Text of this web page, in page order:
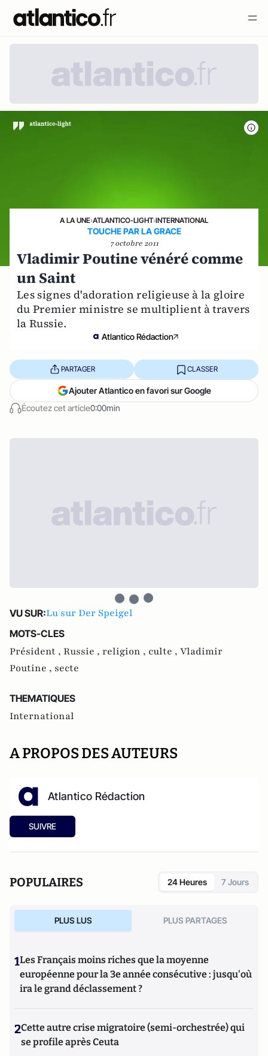
A LA UNE›ATLANTICO-LIGHT›INTERNATIONAL
TOUCHE PAR LA GRACE
7 octobre 2011
Vladimir Poutine vénéré comme
un Saint
Les signes d'adoration religieuse à la gloire
du Premier ministre se multiplient à travers
la Russie.
Atlantico Rédaction
Écoutez cet article0:00min
PARTAGER CLASSER
Ajouter Atlantico en favori sur Google
VU SUR:Lu sur Der Speigel
MOTS-CLES
Président , Russie , religion , culte , Vladimir
Poutine , secte
THEMATIQUES
International
A PROPOS DES AUTEURS
Atlantico Rédaction
SUIVRE
POPULAIRES 24 Heures 7 Jours
PLUS LUS PLUS PARTAGES
1Les Français moins riches que la moyenne
européenne pour la 3e année consécutive : jusqu'où
ira le grand déclassement ?
2Cette autre crise migratoire (semi-orchestrée) qui
se profile après Ceuta